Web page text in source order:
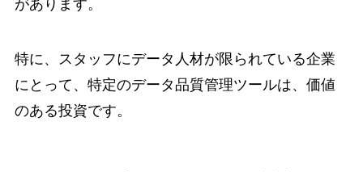
があります。
特に、スタッフにデータ人材が限られている企業
にとって、特定のデータ品質管理ツールは、価値
のある投資です。